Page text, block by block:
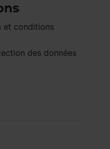
et conditions
des données